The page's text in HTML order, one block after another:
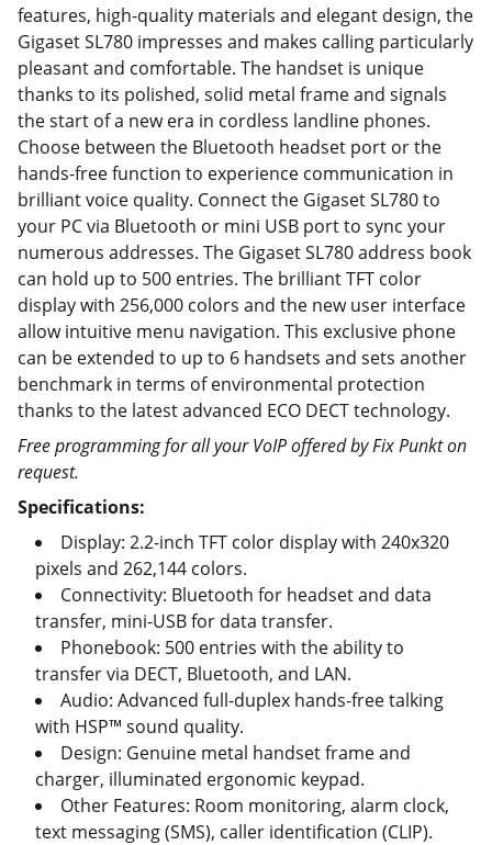
features, high-quality materials and elegant design, the
Gigaset SL780 impresses and makes calling particularly
pleasant and comfortable. The handset is unique
thanks to its polished, solid metal frame and signals
the start of a new era in cordless landline phones.
Choose between the Bluetooth headset port or the
hands-free function to experience communication in
brilliant voice quality. Connect the Gigaset SL780 to
your PC via Bluetooth or mini USB port to sync your
numerous addresses. The Gigaset SL780 address book
can hold up to 500 entries. The brilliant TFT color
display with 256,000 colors and the new user interface
allow intuitive menu navigation. This exclusive phone
can be extended to up to 6 handsets and sets another
benchmark in terms of environmental protection
thanks to the latest advanced ECO DECT technology.
Free programming for all your VoIP offered by Fix Punkt on
request.
Specifications:
Display: 2.2-inch TFT color display with 240x320
pixels and 262,144 colors.
Connectivity: Bluetooth for headset and data
transfer, mini-USB for data transfer.
Phonebook: 500 entries with the ability to
transfer via DECT, Bluetooth, and LAN.
Audio: Advanced full-duplex hands-free talking
with HSP™ sound quality.
Design: Genuine metal handset frame and
charger, illuminated ergonomic keypad.
Other Features: Room monitoring, alarm clock,
text messaging (SMS), caller identification (CLIP).